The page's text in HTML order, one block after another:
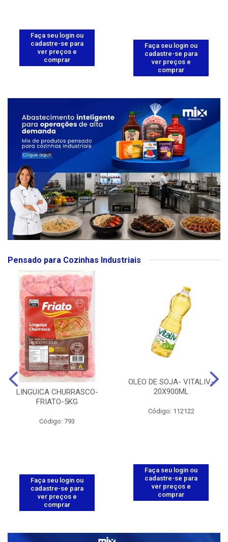
Faça seu login ou
cadastre-se para
ver preços e
comprar
Faça seu login ou
cadastre-se para
ver preços e
comprar
Pensado para Cozinhas Industriais
LINGUICA CHURRASCO-
FRIATO-5KG
Código: 793
Faça seu login ou
cadastre-se para
ver preços e
comprar
OLEO DE SOJA- VITALIV-
20X900ML
Código: 112122
Faça seu login ou
cadastre-se para
ver preços e
comprar